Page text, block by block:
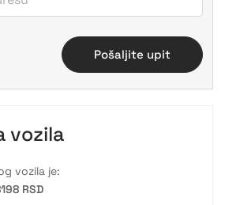
Pošaljite upit
vozila
vozila je:
RSD